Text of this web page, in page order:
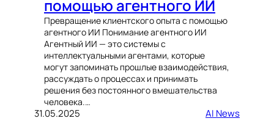
помощью агентного ИИ
Превращение клиентского опыта с помощью
агентного ИИ Понимание агентного ИИ
Агентный ИИ — это системы с
интеллектуальными агентами, которые
могут запоминать прошлые взаимодействия,
рассуждать о процессах и принимать
решения без постоянного вмешательства
человека.…
31.05.2025 AI News